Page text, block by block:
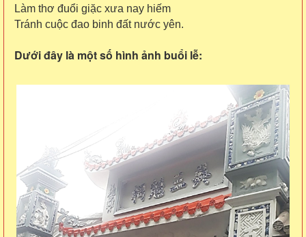
Làm thơ đuổi giặc xưa nay hiếm
Tránh cuộc đao binh đất nước yên.
Dưới đây là một số hình ảnh buổi lễ: